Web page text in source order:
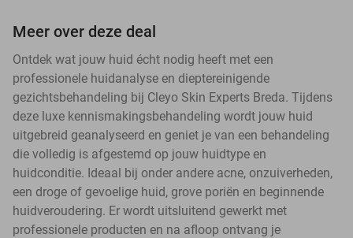
Meer over deze deal
Ontdek wat jouw huid écht nodig heeft met een
professionele huidanalyse en dieptereinigende
gezichtsbehandeling bij Cleyo Skin Experts Breda. Tijdens
deze luxe kennismakingsbehandeling wordt jouw huid
uitgebreid geanalyseerd en geniet je van een behandeling
die volledig is afgestemd op jouw huidtype en
huidconditie. Ideaal bij onder andere acne, onzuiverheden,
een droge of gevoelige huid, grove poriën en beginnende
huidveroudering. Er wordt uitsluitend gewerkt met
professionele producten en na afloop ontvang je